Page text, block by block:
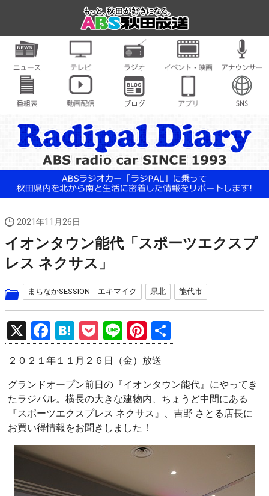
2021年11月26日
イオンタウン能代「スポーツエクスプ
レス ネクサス」
まちなかSESSION エキマイク 県北 能代市
X
F
a
ce
b
o
o
k
H
at
e
n
a
P
o
ck
et
Li
n
e
Pi
nt
er
es
t
有
２０２１年１１月２６日（金）放送
グランドオープン前日の『イオンタウン能代』にやってき
たラジパル。横長の大きな建物内、ちょうど中間にある
『スポーツエクスプレス ネクサス』、吉野 さとる店長に
お買い得情報をお聞きしました！